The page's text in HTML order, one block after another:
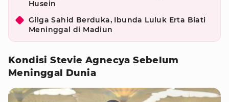
Husein
Gilga Sahid Berduka, Ibunda Luluk Erta Biati
Meninggal di Madiun
Kondisi Stevie Agnecya Sebelum
Meninggal Dunia